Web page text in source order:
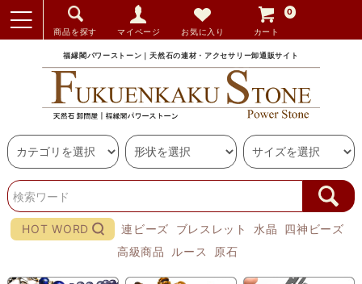
商品を探す マイページ お気に入り カート
0
福縁閣パワーストーン｜天然石の連材・アクセサリー卸通販サイト
HOT WORD 連ビーズ ブレスレット 水晶
四神ビーズ
高級商品
ルース 原石